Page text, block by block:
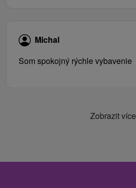
Michal
Som spokojný rýchle vybavenie
Zobrazit více